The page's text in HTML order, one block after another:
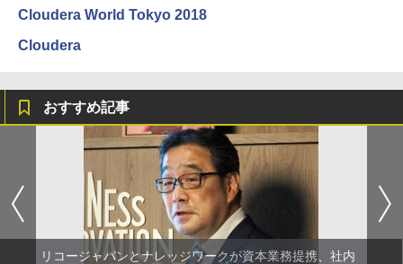
Cloudera World Tokyo 2018
Cloudera
おすすめ記事
リコージャパンとナレッジワークが資本業務提携、社内